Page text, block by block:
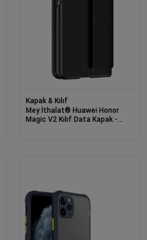
Kapak & Kılıf
Mey İthalat® Huawei Honor
Magic V2 Kılıf Data Kapak -